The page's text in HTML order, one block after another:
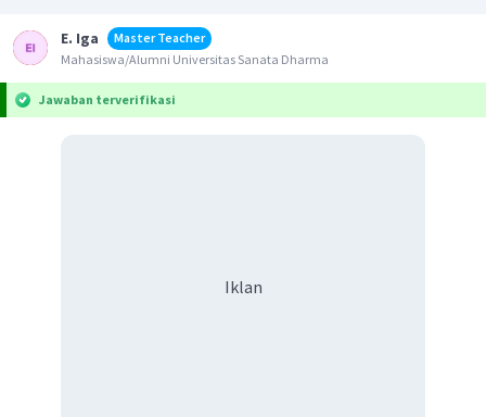
E. Iga
Master Teacher
Mahasiswa/Alumni Universitas Sanata Dharma
Jawaban terverifikasi
Iklan